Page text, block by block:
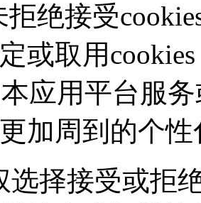
拒绝接受
或取用
应用平台服
加周到的个
选择接受或拒